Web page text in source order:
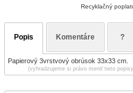
Recyklačný
Popis Komentáre ?
Papierový 3vrstvový obrúsok 33x33 cm.
(vyhradzujeme si právo meniť tieto